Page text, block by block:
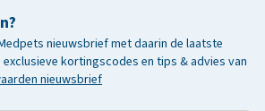
nieuwsbrief met daarin de laatste
kortingscodes en tips & advies van
nieuwsbrief